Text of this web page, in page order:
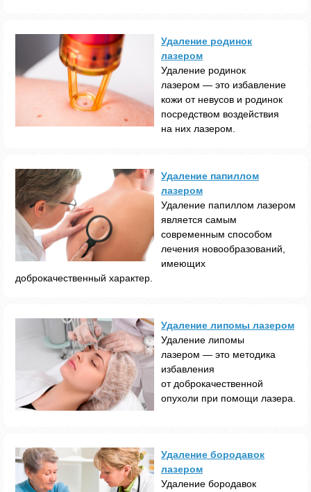
Удаление родинок
лазером
Удаление родинок
лазером — это избавление
кожи от невусов и родинок
посредством воздействия
на них лазером.
Удаление папиллом
лазером
Удаление папиллом лазером
является самым
современным способом
лечения новообразований,
имеющих
доброкачественный характер.
Удаление липомы лазером
Удаление липомы
лазером — это методика
избавления
от доброкачественной
опухоли при помощи лазера.
Удаление бородавок
лазером
Удаление бородавок